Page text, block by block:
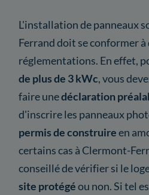
L'installation de panneaux
Ferrand doit se conformer à
réglementations. En effet,
de plus de 3 kWc, vous
faire unedéclaration
d'inscrire les panneaux
permis de construireen
certains cas à Clermont-
conseillé de vérifier si le
site protégéou non. Si tel